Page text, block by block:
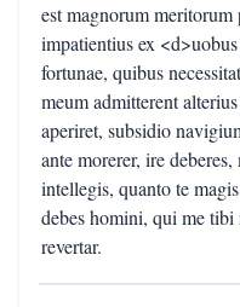
est magnorum meritorum
impatientius ex
fortunae, quibus
meum admitterent
aperiret, subsidio
ante morerer, ire
intellegis, quanto te
debes homini, qui me
revertar.